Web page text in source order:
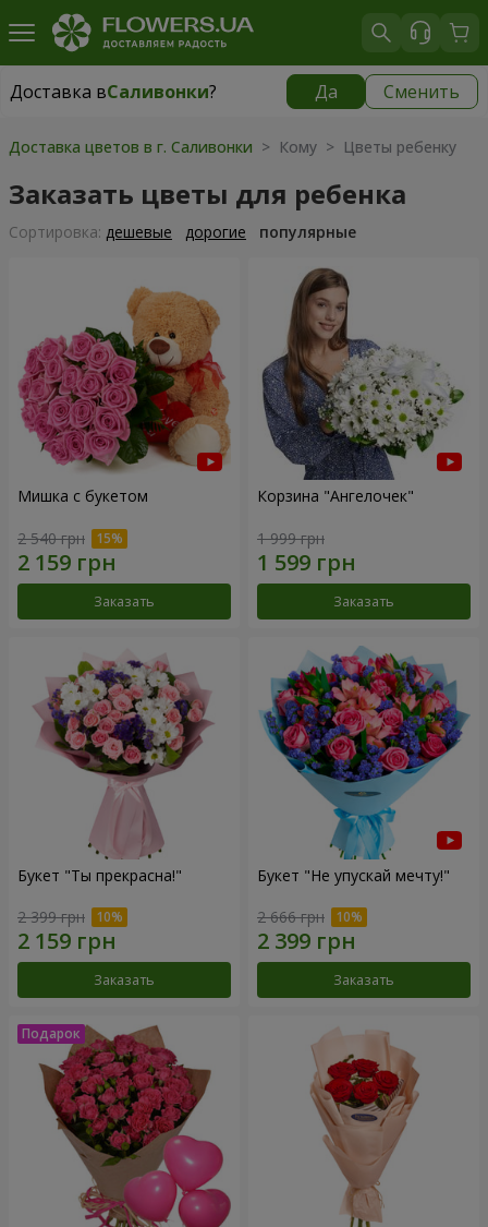
Доставка вСаливонки? Да Сменить
Доставка вСаливонки|
Доставка цветов в г. Саливонки > Кому > Цветы ребенку
Заказать цветы для ребенка
Cортировка: дешевые дорогие популярные
Мишка с букетом
2 540 грн
Заказать
Корзина "Ангелочек"
1 999 грн
Заказать
Букет "Ты прекрасна!"
2 399 грн
Заказать
Букет "Не упускай мечту!"
2 666 грн
Заказать